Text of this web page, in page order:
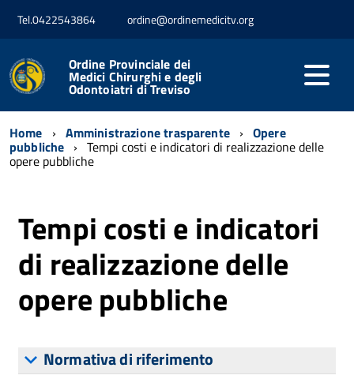
Tel.0422543864 ordine@ordinemedicitv.org
Ordine Provinciale dei
Medici Chirurghi e degli
Odontoiatri di Treviso
Home Amministrazione trasparente Opere
pubbliche Tempi costi e indicatori di realizzazione delle
opere pubbliche
Tempi costi e indicatori
di realizzazione delle
opere pubbliche
Normativa di riferimento